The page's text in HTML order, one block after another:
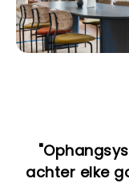
achter elke